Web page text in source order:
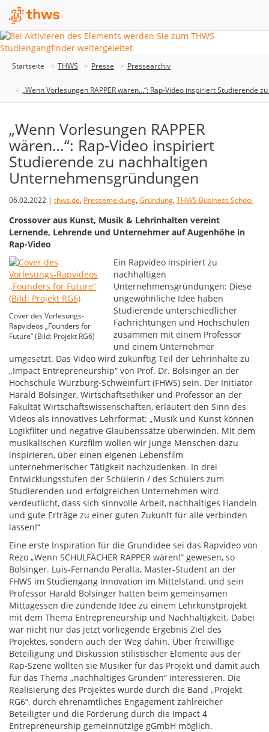
Startseite THWS Presse Pressearchiv
„Wenn Vorlesungen RAPPER wären…“: Rap-Video inspiriert Studierende
„Wenn Vorlesungen RAPPER
wären…“: Rap-Video inspiriert
Studierende zu nachhaltigen
Unternehmensgründungen
06.02.2022 | thws.de, Pressemeldung, Gründung, THWS Business School
Crossover aus Kunst, Musik & Lehrinhalten vereint
Lernende, Lehrende und Unternehmer auf Augenhöhe in
Rap-Video
Cover des Vorlesungs-
Rapvideos „Founders for
Future” (Bild: Projekt RG6)
Ein Rapvideo inspiriert zu
nachhaltigen
Unternehmensgründungen: Diese
ungewöhnliche Idee haben
Studierende unterschiedlicher
Fachrichtungen und Hochschulen
zusammen mit einem Professor
und einem Unternehmer
umgesetzt. Das Video wird zukünftig Teil der Lehrinhalte zu
„Impact Entrepreneurship“ von Prof. Dr. Bolsinger an der
Hochschule Würzburg-Schweinfurt (FHWS) sein. Der Initiator
Harald Bolsinger, Wirtschaftsethiker und Professor an der
Fakultät Wirtschaftswissenschaften, erläutert den Sinn des
Videos als innovatives Lehrformat: „Musik und Kunst können
Logikfilter und negative Glaubenssätze überwinden. Mit dem
musikalischen Kurzfilm wollen wir junge Menschen dazu
inspirieren, über einen eigenen Lebensfilm
unternehmerischer Tätigkeit nachzudenken. In drei
Entwicklungsstufen der Schülerin / des Schülers zum
Studierenden und erfolgreichen Unternehmen wird
verdeutlicht, dass sich sinnvolle Arbeit, nachhaltiges Handeln
und gute Erträge zu einer guten Zukunft für alle verbinden
lassen!“
Eine erste Inspiration für die Grundidee sei das Rapvideo von
Rezo „Wenn SCHULFÄCHER RAPPER wären!“ gewesen, so
Bolsinger. Luis-Fernando Peralta, Master-Student an der
FHWS im Studiengang Innovation im Mittelstand, und sein
Professor Harald Bolsinger hatten beim gemeinsamen
Mittagessen die zündende Idee zu einem Lehrkunstprojekt
mit dem Thema Entrepreneurship und Nachhaltigkeit. Dabei
war nicht nur das jetzt vorliegende Ergebnis Ziel des
Projektes, sondern auch der Weg dahin. Über freiwillige
Beteiligung und Diskussion stilistischer Elemente aus der
Rap-Szene wollten sie Musiker für das Projekt und damit auch
für das Thema „nachhaltiges Gründen“ interessieren. Die
Realisierung des Projektes wurde durch die Band „Projekt
RG6“, durch ehrenamtliches Engagement zahlreicher
Beteiligter und die Förderung durch die Impact 4
Entrepreneurship gemeinnützige gGmbH möglich.